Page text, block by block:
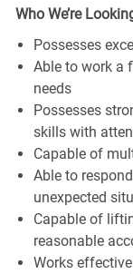
Who We’re
Possesses
Able to work a
needs
Possesses
skills with
Capable of
Able to
unexpected
Capable of
reasonable
Works